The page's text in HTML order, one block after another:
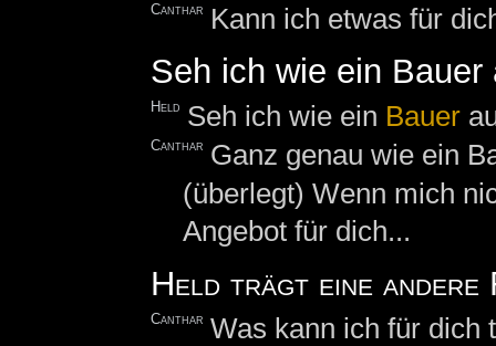
Canthar Kann ich etwas für
Seh ich wie ein Bauer
Held Seh ich wie ein Bauer
Canthar Ganz genau wie ein
(überlegt) Wenn mich
Angebot für dich...
Held trägt eine andere
Canthar Was kann ich für dich